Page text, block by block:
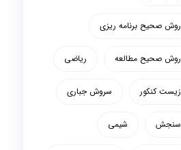
روش صحیح برنامه ریزی
روش صحیح مطالعه ریاضی
زیست کنکور سروش جباری
سنجش شیمی